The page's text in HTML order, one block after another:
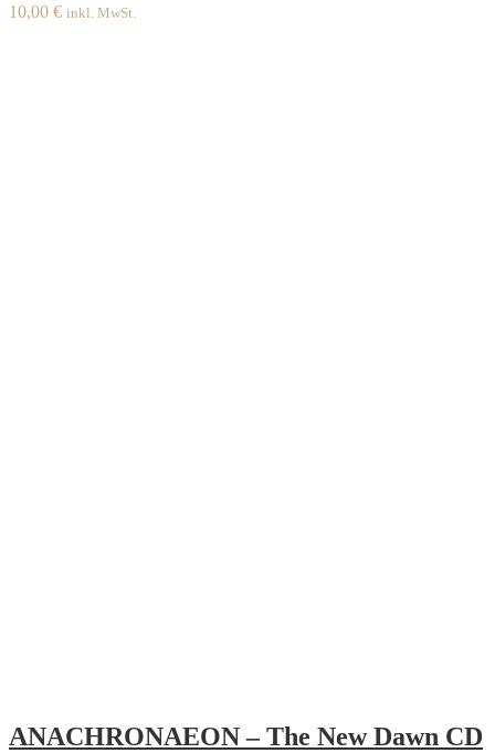
10,00 € inkl. MwSt.
ANACHRONAEON – The New Dawn CD